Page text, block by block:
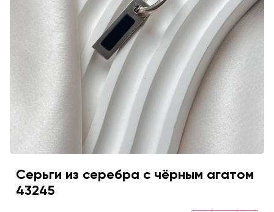
Серьги из серебра с чёрным агатом
43245